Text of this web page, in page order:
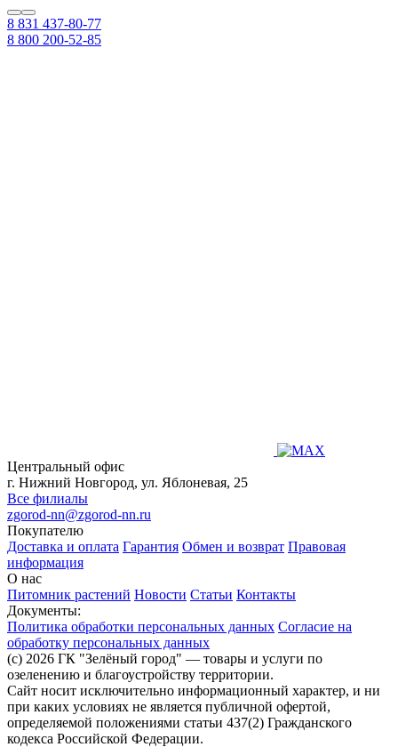
8 831 437-80-77
8 800 200-52-85
Центральный офис
г. Нижний Новгород, ул. Яблоневая, 25
Все филиалы
zgorod-nn@zgorod-nn.ru
Покупателю
Доставка и оплата Гарантия Обмен и возврат Правовая
информация
О нас
Питомник растений Новости Статьи Контакты
Документы:
Политика обработки персональных данных Согласие на
обработку персональных данных
(c) 2026 ГК "Зелёный город" — товары и услуги по
озеленению и благоустройству территории.
Сайт носит исключительно информационный характер, и ни
при каких условиях не является публичной офертой,
определяемой положениями статьи 437(2) Гражданского
кодекса Российской Федерации.